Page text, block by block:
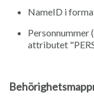
NameID i
Personnummer
attributet